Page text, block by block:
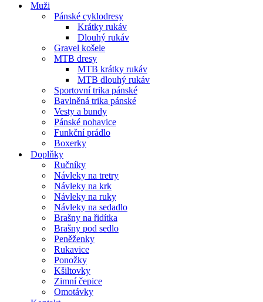
Muži
Pánské cyklodresy
Krátky rukáv
Dlouhý rukáv
Gravel košele
MTB dresy
MTB krátky rukáv
MTB dlouhý rukáv
Sportovní trika pánské
Bavlněná trika pánské
Vesty a bundy
Pánské nohavice
Funkční prádlo
Boxerky
Doplňky
Ručníky
Návleky na tretry
Návleky na krk
Návleky na ruky
Návleky na sedadlo
Brašny na řidítka
Brašny pod sedlo
Peněženky
Rukavice
Ponožky
Kšiltovky
Zimní čepice
Omotávky